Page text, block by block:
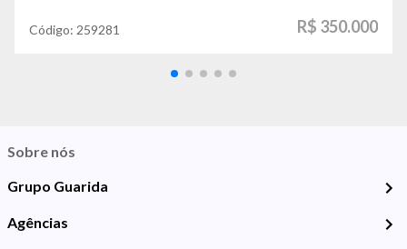
Código: 259281 R$ 350.000
Sobre nós
Grupo Guarida
Agências